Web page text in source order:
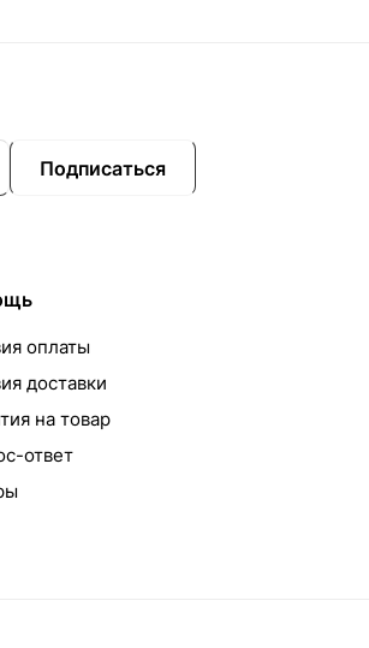
Подписаться
оплаты
доставки
на товар
ответ